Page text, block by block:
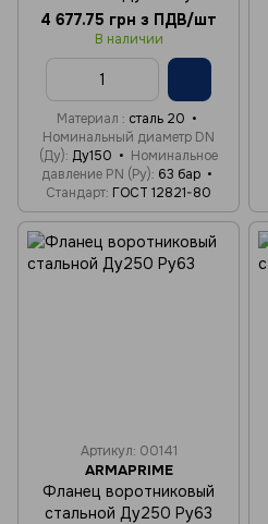
4 677.75 грн з ПДВ/шт
В наличии
Материал
сталь 20
Номинальный диаметр DN
(Ду) Ду150
Номинальное
давление PN (Ру) 63 бар
Стандарт ГОСТ 12821-80
Артикул: 00141
ARMAPRIME
Фланец воротниковый
стальной Ду250 Ру63